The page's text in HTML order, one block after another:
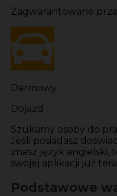
Zagwarantowane
Darmowy
Dojazd
Szukamy osoby do
Jeśli posiadasz
znasz język angielski,
swojej aplikacji już
Podstawowe